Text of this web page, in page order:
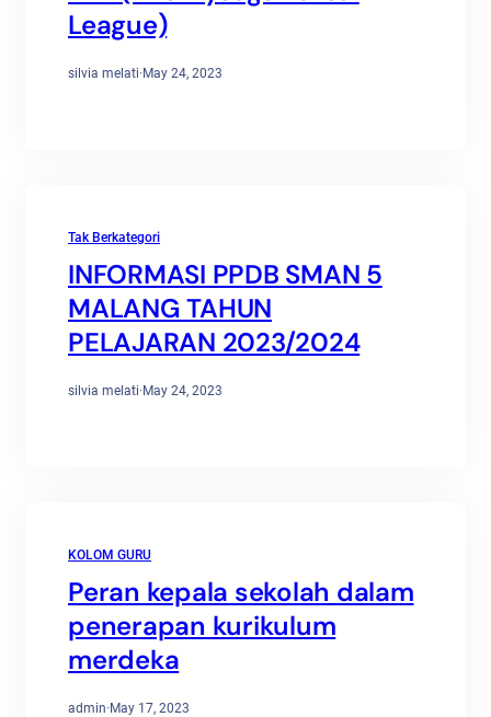
League)
silvia melati·May 24, 2023
Tak Berkategori
INFORMASI PPDB SMAN 5
MALANG TAHUN
PELAJARAN 2023/2024
silvia melati·May 24, 2023
KOLOM GURU
Peran kepala sekolah dalam
penerapan kurikulum
merdeka
admin·May 17, 2023